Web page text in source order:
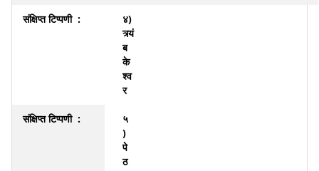
४)
त्र्यं
ब
के
श्व
र
५
)
पे
ठ